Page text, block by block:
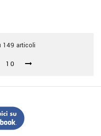
149 articoli
10